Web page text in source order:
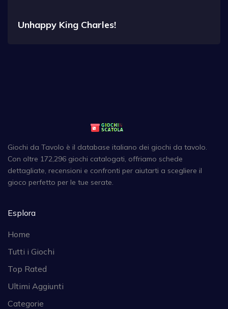
Unhappy King Charles!
Giochi da Tavolo è il database italiano dei giochi da tavolo.
Con oltre 172,296 giochi catalogati, offriamo schede
dettagliate, recensioni e confronti per aiutarti a scegliere il
gioco perfetto per le tue serate.
Esplora
Home
Tutti i Giochi
Top Rated
Ultimi Aggiunti
Categorie